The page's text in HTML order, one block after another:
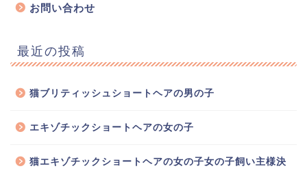
お問い合わせ
最近の投稿
猫ブリティッシュショートヘアの男の子
エキゾチックショートヘアの女の子
猫エキゾチックショートヘアの女の子女の子飼い主様決